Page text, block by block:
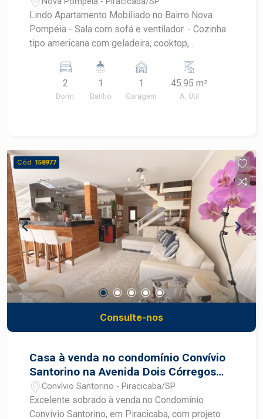
Lindo Apartamento Mobiliado no Bairro Nova
Pompéia - Sala com sofá e ventilador. - Cozinha
tipo americana com geladeira, cooktop,
planejados. - Banheiro com box e gabinete. -
Dormitório 1: Cama de casal, armário planejado e
ventilador de teto. - Dormitório 2: Armário e
2
Dorm.
1
Banho
1
Garagem
45.95 m²
A. Útil
Cód. 158977
Consulte-nos
Casa à venda no condomínio Convívio
Santorino na Avenida Dois Córregos
em Piracicaba
Convívio Santorino - Piracicaba/SP
Excelente sobrado à venda no Condomínio
Convívio Santorino, em Piracicaba, com projeto